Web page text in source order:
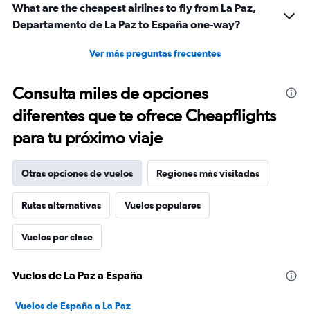
What are the cheapest airlines to fly from La Paz,
Departamento de La Paz to España one-way?
Ver más preguntas frecuentes
Consulta miles de opciones
diferentes que te ofrece Cheapflights
para tu próximo viaje
Otras opciones de vuelos Regiones más visitadas
Rutas alternativas Vuelos populares
Vuelos por clase
Vuelos de La Paz a España
Vuelos de España a La Paz